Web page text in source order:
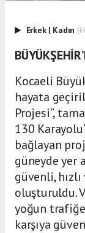
Erkek | Kadın
Kocaeli
hayata
Projesi”,
130
bağlayan
güneyde yer
güvenli,
oluşturuldu.
yoğun
karşıya